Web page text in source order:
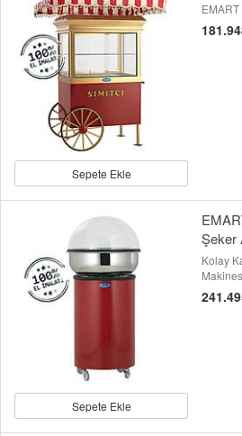
Sepete Ekle
EMART
Sepete Ekle
Şeker
Kolay